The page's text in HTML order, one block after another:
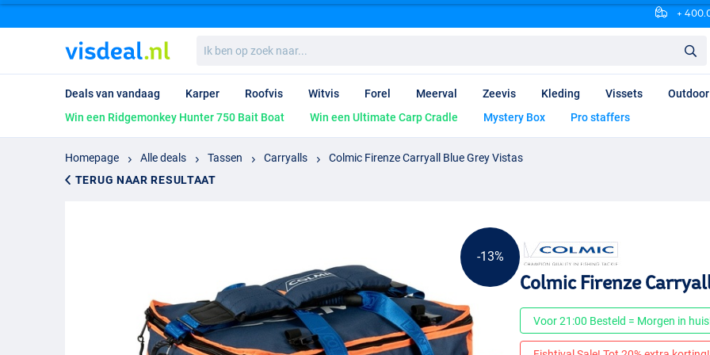
+
ben
op
naar...
Deals van vandaag Karper Roofvis Witvis Forel Meerval Zeevis Kleding Vissets Outdoor
Win een Ridgemonkey Hunter 750 Bait Boat
Win een Ultimate Carp Cradle Mystery Box Pro staffers
Homepage Alle deals Tassen Carryalls
Colmic Firenze Carryall Blue Grey Vistas
TERUG NAAR RESULTAAT
-13%
Colmic Firenze
Voor 21:00 Besteld = Morgen in